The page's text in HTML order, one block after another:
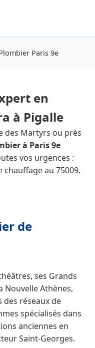
Paris 9e
en
à Pigalle
des Martyrs ou près
à Paris 9e
vos urgences :
au 75009.
de
ses Grands
Nouvelle Athènes,
des réseaux de
spécialisés dans
anciennes en
Saint-Georges.